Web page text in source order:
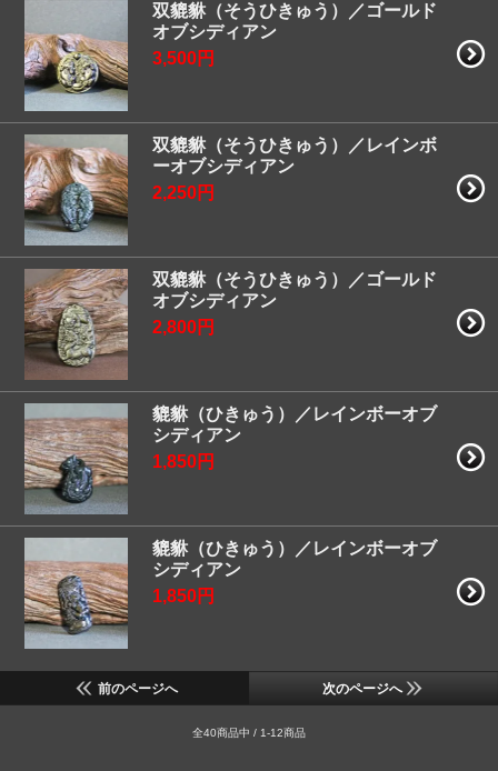
双貔貅（そうひきゅう）／ゴールド
オブシディアン
3,500円
双貔貅（そうひきゅう）／レインボ
ーオブシディアン
2,250円
双貔貅（そうひきゅう）／ゴールド
オブシディアン
2,800円
貔貅（ひきゅう）／レインボーオブ
シディアン
1,850円
貔貅（ひきゅう）／レインボーオブ
シディアン
1,850円
前のページへ 次のページへ
全40商品中 / 1-12商品